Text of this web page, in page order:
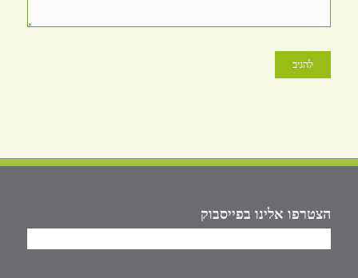
הצטרפו אלינו בפייסבוק